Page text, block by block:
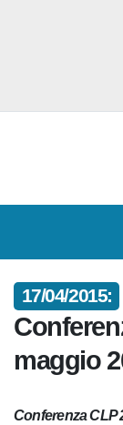
17/04/2015:
maggio
Conferenza CLP